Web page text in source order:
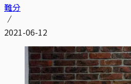
難分
2021-06-12